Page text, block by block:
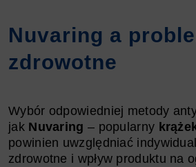
Nuvaring a
zdrowotne
Wybór odpowiedniej metody
jak Nuvaring – popularny
powinien uwzględniać
zdrowotne i wpływ produktu na